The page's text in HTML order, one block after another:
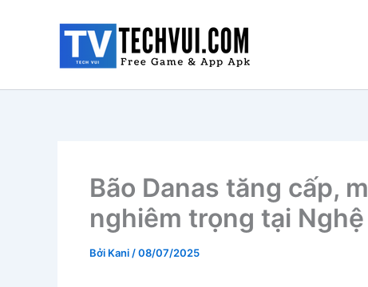
Bão Danas tăng cấp,
nghiêm trọng tại
Bởi Kani /08/07/2025